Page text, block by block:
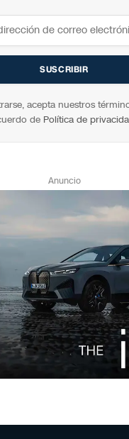
acepta nuestros
de Política de
Anuncio